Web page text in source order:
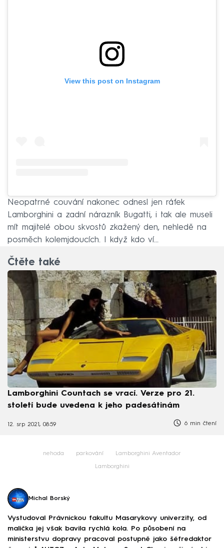
View this post on Instagram
Neopatrné couvání nakonec odnesl jen ráfek
Lamborghini a zadní nárazník Bugatti, i tak ale museli
mít majitelé obou skvostů zkažený den, nehledě na
posměch kolemjdoucích. I když kdo ví...
Čtěte také
Lamborghini Countach se vrací. Verze pro 21.
století bude uvedena k jeho padesátinám
12. srp 2021, 08:59 6 min čtení
nehoda parkování Lamborghini Aventador
Lamborghini
Michal Borský
Vystudoval Právnickou fakultu Masarykovy univerzity, od
malička jej však bavila rychlá kola. Po působení na
ministerstvu dopravy pracoval postupně jako šéfredaktor